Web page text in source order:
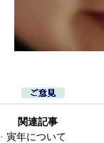
関連記事
· 寅年について